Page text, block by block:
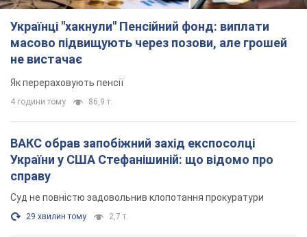
Українці "хакнули" Пенсійний фонд: виплати
масово підвищують через позови, але грошей
не вистачає
Як перераховують пенсії
4 години тому 86,9 т.
ВАКС обрав запобіжний захід експосолці
України у США Стефанішиній: що відомо про
справу
Суд не повністю задовольнив клопотання прокуратури
29 хвилин тому 2,7 т.